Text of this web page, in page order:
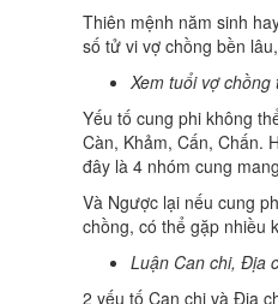
Thiên mệnh năm sinh
số tử vi vợ chồng bền
Xem tuổi vợ
Yếu tố cung phi không
Càn, Khảm, Cấn, Chấn.
đây là 4 nhóm cung
Và Ngược lại nếu cung
chồng, có thể gặp nhiều
Luận Can chi, Địa
2 yếu tố Can chi và Địa